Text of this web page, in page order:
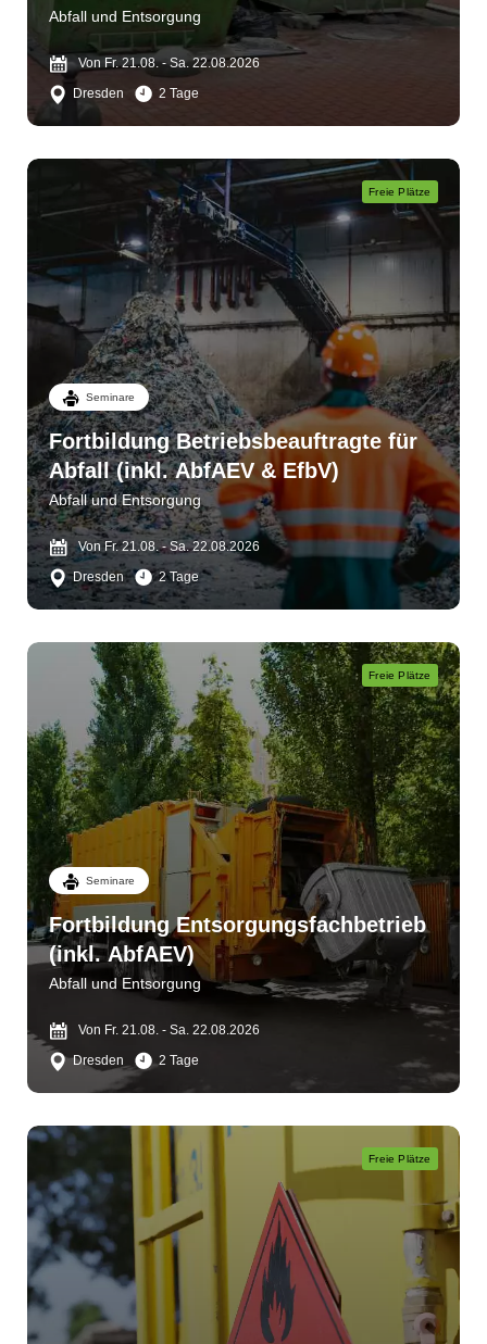
Abfall und Entsorgung
Von Fr. 21.08. - Sa. 22.08.2026
Dresden
2 Tage
Freie Plätze
Seminare
Fortbildung Betriebsbeauftragte für
Abfall (inkl. AbfAEV & EfbV)
Abfall und Entsorgung
Von Fr. 21.08. - Sa. 22.08.2026
Dresden
2 Tage
Freie Plätze
Seminare
Fortbildung Entsorgungsfachbetrieb
(inkl. AbfAEV)
Abfall und Entsorgung
Von Fr. 21.08. - Sa. 22.08.2026
Dresden
2 Tage
Freie Plätze